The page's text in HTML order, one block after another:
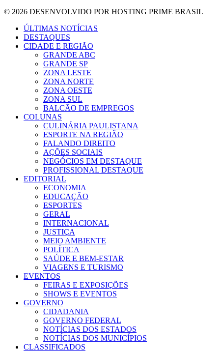
© 2026 DESENVOLVIDO POR HOSTING PRIME BRASIL
ÚLTIMAS NOTÍCIAS
DESTAQUES
CIDADE E REGIÃO
GRANDE ABC
GRANDE SP
ZONA LESTE
ZONA NORTE
ZONA OESTE
ZONA SUL
BALCÃO DE EMPREGOS
COLUNAS
CULINÁRIA PAULISTANA
ESPORTE NA REGIÃO
FALANDO DIREITO
AÇÕES SOCIAIS
NEGÓCIOS EM DESTAQUE
PROFISSIONAL DESTAQUE
EDITORIAL
ECONOMIA
EDUCAÇÃO
ESPORTES
GERAL
INTERNACIONAL
JUSTIÇA
MEIO AMBIENTE
POLÍTICA
SAÚDE E BEM-ESTAR
VIAGENS E TURISMO
EVENTOS
FEIRAS E EXPOSIÇÕES
SHOWS E EVENTOS
GOVERNO
CIDADANIA
GOVERNO FEDERAL
NOTÍCIAS DOS ESTADOS
NOTÍCIAS DOS MUNICÍPIOS
CLASSIFICADOS